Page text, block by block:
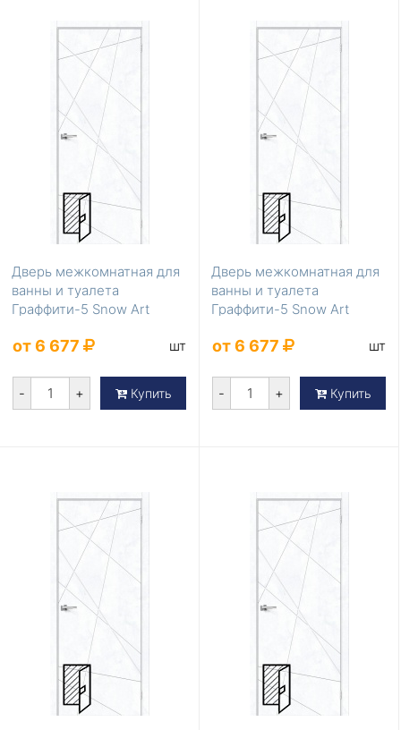
Дверь межкомнатная для
ванны и туалета
Граффити-5 Snow Art
от 6 677 шт
- + Купить
Дверь межкомнатная для
ванны и туалета
Граффити-5 Snow Art
от 6 677 шт
- + Купить